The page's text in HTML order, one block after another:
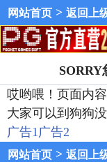
网站首页 > 返回上
SORRY
哎哟喂！页面内
大家可以到狗狗
广告1广告2
网站首页 > 返回上